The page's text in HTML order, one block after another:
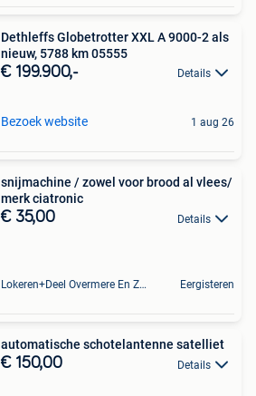
Dethleffs Globetrotter XXL A 9000-2 als
nieuw, 5788 km 05555
€ 199.900,- Details
Bezoek website 1 aug 26
snijmachine / zowel voor brood al vlees/
merk ciatronic
€ 35,00 Details
Lokeren+Deel Overmere En Zele Eergisteren
automatische schotelantenne satelliet
€ 150,00 Details